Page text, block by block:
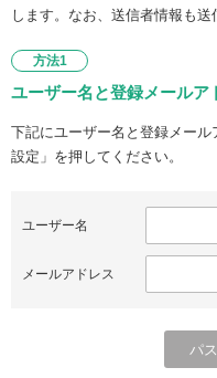
します。なお、送信者情報も送
方法1
ユーザー名と登録メールア
下記にユーザー名と登録メー
設定」を押してください。
ユーザー名
メールアドレス